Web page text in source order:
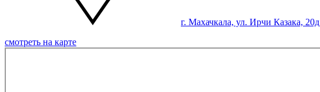
г. Махачкала, ул. Ирчи Казака, 20д
смотреть на карте